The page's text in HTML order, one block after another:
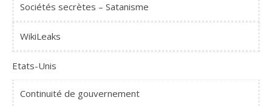
Sociétés secrètes – Satanisme
WikiLeaks
Etats-Unis
Continuité de gouvernement